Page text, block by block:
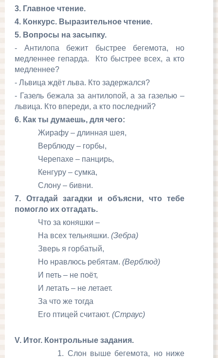
3. Главное чтение.
4. Конкурс. Выразительное чтение.
5. Вопросы на засыпку.
- Антилопа бежит быстрее бегемота, но
медленнее гепарда. Кто быстрее всех, а кто
медленнее?
- Львица ждёт льва. Кто задержался?
- Газель бежала за антилопой, а за газелью –
львица. Кто впереди, а кто последний?
6. Как ты думаешь, для чего:
Жирафу – длинная шея,
Верблюду – горбы,
Черепахе – панцирь,
Кенгуру – сумка,
Слону – бивни.
7. Отгадай загадки и объясни, что тебе
помогло их отгадать.
Что за коняшки –
На всех тельняшки. (Зебра)
Зверь я горбатый,
Но нравлюсь ребятам. (Верблюд)
И петь – не поёт,
И летать – не летает.
За что же тогда
Его птицей считают. (Страус)
V. Итог. Контрольные задания.
1. Слон выше бегемота, но ниже